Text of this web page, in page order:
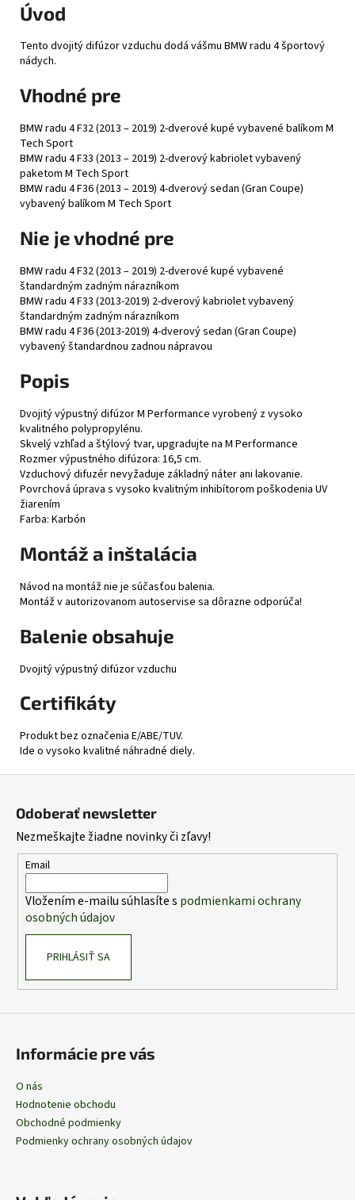
Úvod
Tento dvojitý difúzor vzduchu dodá vášmu BMW radu 4 športový
nádych.
Vhodné pre
BMW radu 4 F32 (2013 – 2019) 2-dverové kupé vybavené balíkom M
Tech Sport
BMW radu 4 F33 (2013 – 2019) 2-dverový kabriolet vybavený
paketom M Tech Sport
BMW radu 4 F36 (2013 – 2019) 4-dverový sedan (Gran Coupe)
vybavený balíkom M Tech Sport
Nie je vhodné pre
BMW radu 4 F32 (2013 – 2019) 2-dverové kupé vybavené
štandardným zadným nárazníkom
BMW radu 4 F33 (2013-2019) 2-dverový kabriolet vybavený
štandardným zadným nárazníkom
BMW radu 4 F36 (2013-2019) 4-dverový sedan (Gran Coupe)
vybavený štandardnou zadnou nápravou
Popis
Dvojitý výpustný difúzor M Performance vyrobený z vysoko
kvalitného polypropylénu.
Skvelý vzhľad a štýlový tvar, upgradujte na M Performance
Rozmer výpustného difúzora: 16,5 cm.
Vzduchový difuzér nevyžaduje základný náter ani lakovanie.
Povrchová úprava s vysoko kvalitným inhibítorom poškodenia UV
žiarením
Farba: Karbón
Montáž a inštalácia
Návod na montáž nie je súčasťou balenia.
Montáž v autorizovanom autoservise sa dôrazne odporúča!
Balenie obsahuje
Dvojitý výpustný difúzor vzduchu
Certifikáty
Produkt bez označenia E/ABE/TUV.
Ide o vysoko kvalitné náhradné diely.
Odoberať newsletter
Nezmeškajte žiadne novinky či zľavy!
Email
Vložením e-mailu súhlasíte s podmienkami ochrany
osobných údajov
PRIHLÁSIŤ SA
Informácie pre vás
O nás
Hodnotenie obchodu
Obchodné podmienky
Podmienky ochrany osobných údajov